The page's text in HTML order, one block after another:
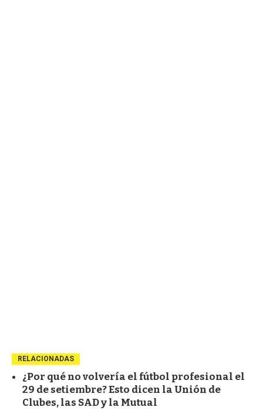
RELACIONADAS
¿Por qué no volvería el fútbol profesional el
29 de setiembre? Esto dicen la Unión de
Clubes, las SAD y la Mutual